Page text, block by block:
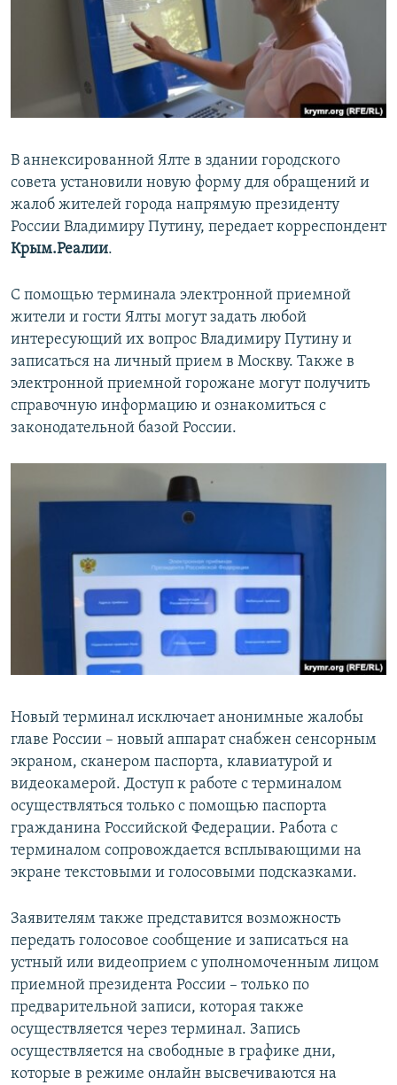
ПОБЕДИТЕЛЕЙ НЕ СУДЯТ?
КРЫМ.НЕПОКОРЕННЫЙ
УКРАИНСКАЯ ПРОБЛЕМА КРЫМА
ПРИСОЕДИНЯЙТЕСЬ!
В аннексированной Ялте в здании городского
совета установили новую форму для обращений и
жалоб жителей города напрямую президенту
России Владимиру Путину, передает корреспондент
Крым.Реалии.
С помощью терминала электронной приемной
жители и гости Ялты могут задать любой
интересующий их вопрос Владимиру Путину и
записаться на личный прием в Москву. Также в
электронной приемной горожане могут получить
справочную информацию и ознакомиться с
законодательной базой России.
Новый терминал исключает анонимные жалобы
главе России – новый аппарат снабжен сенсорным
экраном, сканером паспорта, клавиатурой и
видеокамерой. Доступ к работе с терминалом
осуществляться только с помощью паспорта
гражданина Российской Федерации. Работа с
терминалом сопровождается всплывающими на
экране текстовыми и голосовыми подсказками.
Заявителям также представится возможность
передать голосовое сообщение и записаться на
устный или видеоприем с уполномоченным лицом
приемной президента России – только по
предварительной записи, которая также
осуществляется через терминал. Запись
осуществляется на свободные в графике дни,
которые в режиме онлайн высвечиваются на